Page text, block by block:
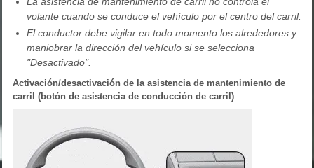
volante cuando se conduce el vehículo por el centro del carril.
El conductor debe vigilar en todo momento los alrededores y
maniobrar la dirección del vehículo si se selecciona
"Desactivado".
Activación/desactivación de la asistencia de mantenimiento de
carril (botón de asistencia de conducción de carril)